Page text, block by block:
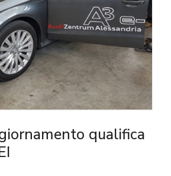
qualifica